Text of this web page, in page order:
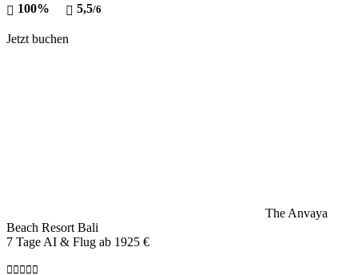
100%
5,5/6
Jetzt buchen
The Anvaya
Beach Resort Bali
7 Tage AI & Flug ab 1925 €